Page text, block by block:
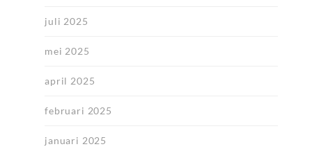
juli 2025
mei 2025
april 2025
februari 2025
januari 2025